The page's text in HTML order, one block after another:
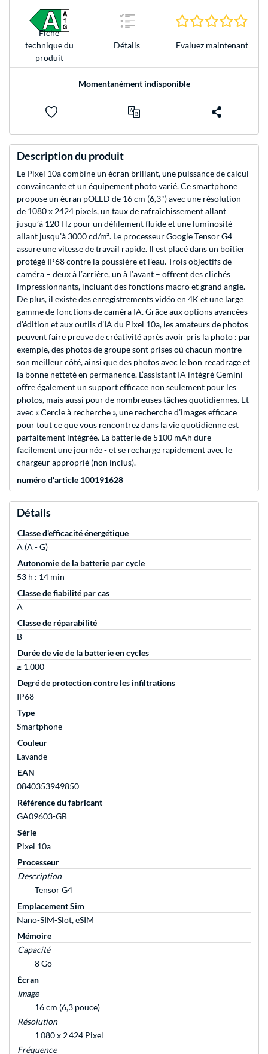
Fiche
technique du
produit
Détails Evaluez maintenant
Momentanément indisponible
Description du produit
Le Pixel 10a combine un écran brillant, une puissance de calcul
convaincante et un équipement photo varié. Ce smartphone
propose un écran pOLED de 16 cm (6,3") avec une résolution
de 1080 x 2424 pixels, un taux de rafraîchissement allant
jusqu’à 120 Hz pour un défilement fluide et une luminosité
allant jusqu’à 3000 cd/m². Le processeur Google Tensor G4
assure une vitesse de travail rapide. Il est placé dans un boîtier
protégé IP68 contre la poussière et l’eau. Trois objectifs de
caméra – deux à l’arrière, un à l’avant – offrent des clichés
impressionnants, incluant des fonctions macro et grand angle.
De plus, il existe des enregistrements vidéo en 4K et une large
gamme de fonctions de caméra IA. Grâce aux options avancées
d’édition et aux outils d’IA du Pixel 10a, les amateurs de photos
peuvent faire preuve de créativité après avoir pris la photo : par
exemple, des photos de groupe sont prises où chacun montre
son meilleur côté, ainsi que des photos avec le bon recadrage et
la bonne netteté en permanence. L’assistant IA intégré Gemini
offre également un support efficace non seulement pour les
photos, mais aussi pour de nombreuses tâches quotidiennes. Et
avec « Cercle à recherche », une recherche d’images efficace
pour tout ce que vous rencontrez dans la vie quotidienne est
parfaitement intégrée. La batterie de 5100 mAh dure
facilement une journée - et se recharge rapidement avec le
chargeur approprié (non inclus).
numéro d'article 100191628
Détails
Classe d'efficacité énergétique
A (A - G)
Autonomie de la batterie par cycle
53 h : 14 min
Classe de fiabilité par cas
A
Classe de réparabilité
B
Durée de vie de la batterie en cycles
≥ 1.000
Degré de protection contre les infiltrations
IP68
Type
Smartphone
Couleur
Lavande
EAN
0840353949850
Référence du fabricant
GA09603-GB
Série
Pixel 10a
Processeur
Description
Tensor G4
Emplacement Sim
Nano-SIM-Slot, eSIM
Mémoire
Capacité
8 Go
Écran
Image
16 cm (6,3 pouce)
Résolution
1 080 x 2 424 Pixel
Fréquence